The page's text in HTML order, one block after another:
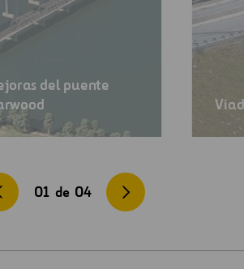
del puente
01 de 04